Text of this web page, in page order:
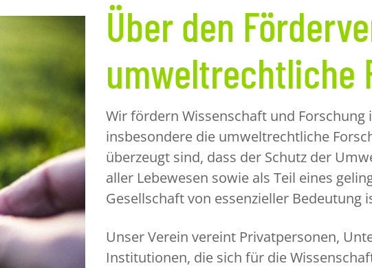
Über den
umweltrechtliche
Wir fördern Wissenschaft und
insbesondere die umweltrechtliche
überzeugt sind, dass der Schutz der
aller Lebewesen sowie als Teil eines
Gesellschaft von essenzieller Bedeutung
Unser Verein vereint Privatpersonen,
Institutionen, die sich für die